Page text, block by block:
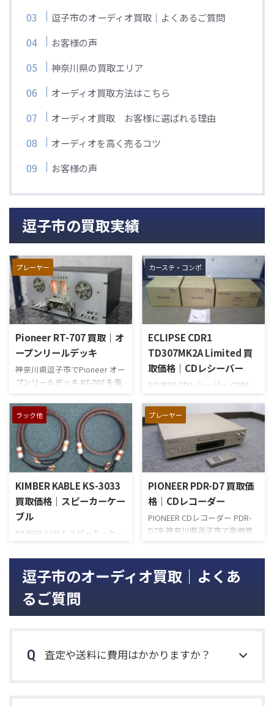
逗子市のオーディオ買取｜よくあるご質問
お客様の声
神奈川県の買取エリア
オーディオ買取方法はこちら
オーディオ買取 お客様に選ばれる理由
オーディオを高く売るコツ
お客様の声
逗子市の買取実績
プレーヤー
Pioneer RT-707 買取｜オ
ープンリールデッキ
神奈川県逗子市でPioneer オー
プンリールデッキ RT-707 を高
価買い取りさせていただきま
した。 1980年ごろ発売された
ラックマウントが可能な4ヘッ
ドオープンリールデッキです。
4トラック2チャンネル仕様で
左右独立した録音モードとな
っているため、モノラル録音が
可能です。マイク入力とライン
入力をミキシングしての録音
もできます。 音質にすごくこ
だわっており、高解像度の録音
誇っているメカ部分でしょう。
精密に加工された部品と
カーステ・コンポ
ECLIPSE CDR1
TD307MK2A Limited 買
取価格｜CDレシーバー
ECLIPSE CDレシーバー CDR1
TD307MK2A Limitedを神奈川
県逗子市より宅配買取させて
いただきました。ECLIPSEスピ
ーカーを気軽に楽しめる、CD
レシーバーとスピーカーのセ
ットです。世界トップクラスの
ミュージシャンやレコーディン
グエンジニア、国内外のオーデ
ィオ専門誌で高い評価を受け
ている、スピーカー
TD307MK2Aと、クリアで解像
度の高い音を簡単に楽しめ
ージされています。本商品は、
ラック他
KIMBER KABLE KS-3033
買取価格｜スピーカーケー
ブル
KIMBER KABLE スピーカーケー
ブル KS-3033を神奈川県逗子市
より宅配買取させていただき
ました。ケーブルなど小さなも
のは、宅配買取がオススメで
す。商品を送ってあとは査定の
は、宅配買取のページをご覧
ください。ぜひご利用くださ
プレーヤー
PIONEER PDR-D7 買取価
格｜CDレコーダー
PIONEER CDレコーダー PDR-
D7を神奈川県逗子市で高価買
い取りさせていただきまし
た。前オーナー様はお仕事を
定年退職され、悠々自適に暮
らしておられます。お勤め中は
うです。より良い音で音楽を楽
逗子市のオーディオ買取｜よくあ
るご質問
査定や送料に費用はかかりますか？